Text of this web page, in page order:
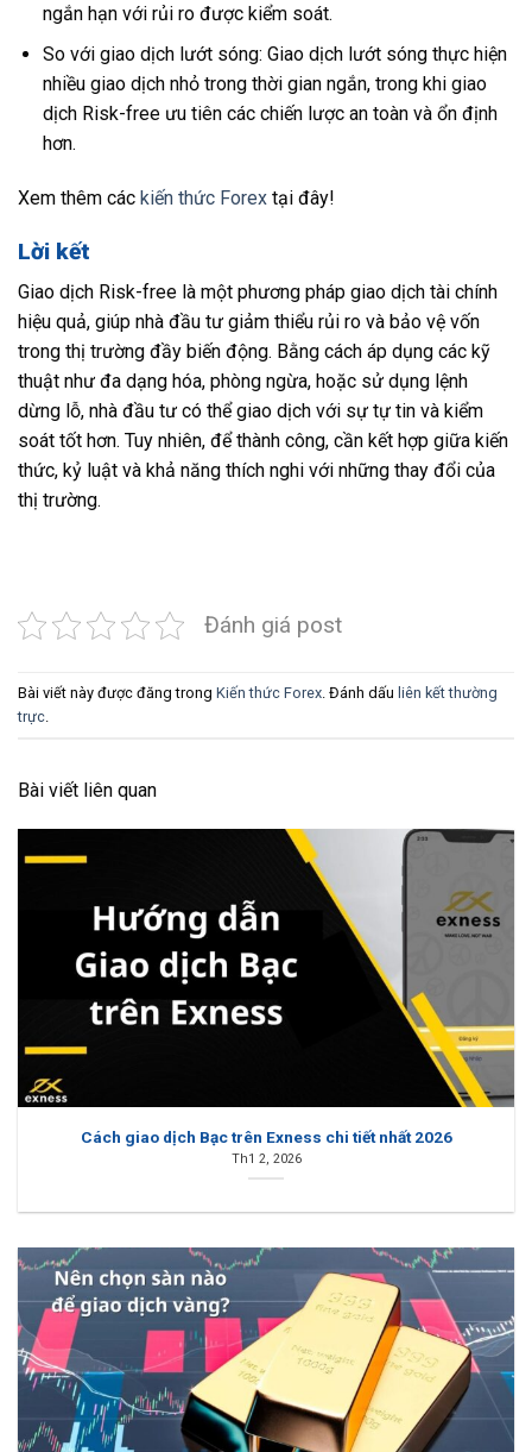
ngắn hạn với rủi ro được kiểm soát.
So với giao dịch lướt sóng: Giao dịch lướt sóng thực hiện
nhiều giao dịch nhỏ trong thời gian ngắn, trong khi giao
dịch Risk-free ưu tiên các chiến lược an toàn và ổn định
hơn.
Xem thêm các kiến thức Forex tại đây!
Lời kết
Giao dịch Risk-free là một phương pháp giao dịch tài chính
hiệu quả, giúp nhà đầu tư giảm thiểu rủi ro và bảo vệ vốn
trong thị trường đầy biến động. Bằng cách áp dụng các kỹ
thuật như đa dạng hóa, phòng ngừa, hoặc sử dụng lệnh
dừng lỗ, nhà đầu tư có thể giao dịch với sự tự tin và kiểm
soát tốt hơn. Tuy nhiên, để thành công, cần kết hợp giữa kiến
thức, kỷ luật và khả năng thích nghi với những thay đổi của
thị trường.
Đánh giá post
Bài viết này được đăng trong Kiến thức Forex . Đánh dấu liên kết thường
trực
Bài viết liên quan
Cách giao dịch Bạc trên Exness chi tiết nhất 2026
Th1 2, 2026